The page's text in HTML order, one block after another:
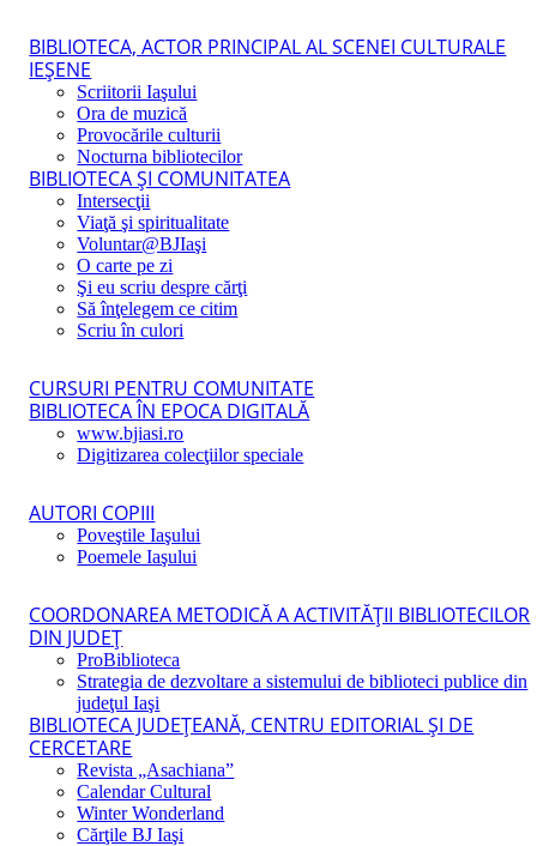
BIBLIOTECA, ACTOR PRINCIPAL AL SCENEI CULTURALE
IEŞENE
Scriitorii Iaşului
Ora de muzică
Provocările culturii
Nocturna bibliotecilor
BIBLIOTECA ŞI COMUNITATEA
Intersecţii
Viaţă şi spiritualitate
Voluntar@BJIaşi
O carte pe zi
Şi eu scriu despre cărţi
Să înţelegem ce citim
Scriu în culori
CURSURI PENTRU COMUNITATE
BIBLIOTECA ÎN EPOCA DIGITALĂ
www.bjiasi.ro
Digitizarea colecţiilor speciale
AUTORI COPIII
Poveştile Iaşului
Poemele Iaşului
COORDONAREA METODICĂ A ACTIVITĂŢII BIBLIOTECILOR
DIN JUDEŢ
ProBiblioteca
Strategia de dezvoltare a sistemului de biblioteci publice din
judeţul Iaşi
BIBLIOTECA JUDEŢEANĂ, CENTRU EDITORIAL ŞI DE
CERCETARE
Revista „Asachiana”
Calendar Cultural
Winter Wonderland
Cărţile BJ Iaşi